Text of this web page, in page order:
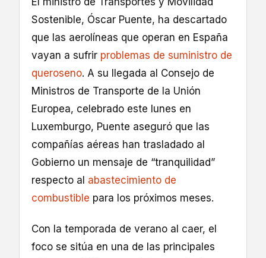
Sostenible, Óscar Puente, ha descartado
que las aerolíneas que operan en España
vayan a sufrir problemas de suministro de
queroseno. A su llegada al Consejo de
Ministros de Transporte de la Unión
Europea, celebrado este lunes en
Luxemburgo, Puente aseguró que las
compañías aéreas han trasladado al
Gobierno un mensaje de “tranquilidad”
respecto al abastecimiento de
combustible para los próximos meses.
Con la temporada de verano al caer, el
foco se sitúa en una de las principales